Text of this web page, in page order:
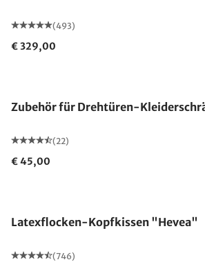
(493)
€ 329,00
Zubehör für Drehtüren-
(22)
€ 45,00
Latexflocken-Kopfkissen "Hevea"
(746)